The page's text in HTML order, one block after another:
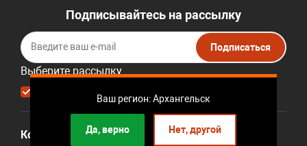
Ваш регион: Архангельск
Да, верно Нет, другой
Подписывайтесь на рассылку
Выберите рассылку
Первая кампания
Подписаться
Компания